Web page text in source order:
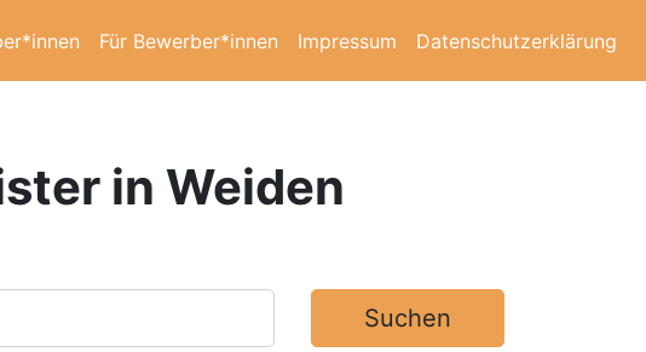
Für Bewerber*innen Impressum Datenschutzerklärung
in Weiden
Suchen